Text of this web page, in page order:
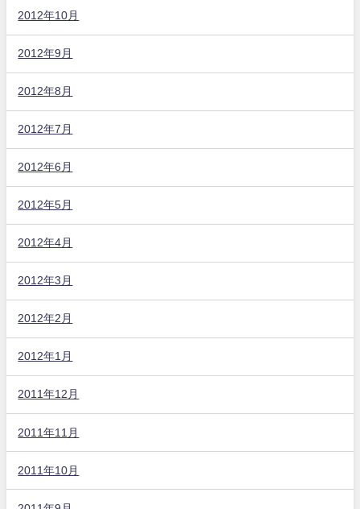
2012年10月
2012年9月
2012年8月
2012年7月
2012年6月
2012年5月
2012年4月
2012年3月
2012年2月
2012年1月
2011年12月
2011年11月
2011年10月